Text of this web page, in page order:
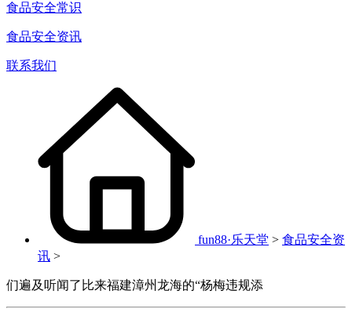
食品安全常识
食品安全资讯
联系我们
fun88·乐天堂 > 食品安全资
讯 >
们遍及听闻了比来福建漳州龙海的“杨梅违规添